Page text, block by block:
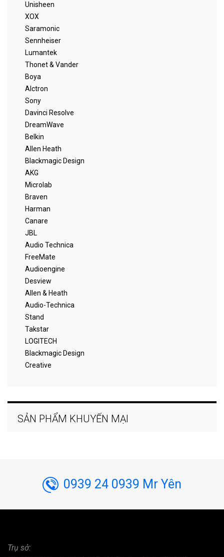
Unisheen
XOX
Saramonic
Sennheiser
Lumantek
Thonet & Vander
Boya
Alctron
Sony
Davinci Resolve
DreamWave
Belkin
Allen Heath
Blackmagic Design
AKG
Microlab
Braven
Harman
Canare
JBL
Audio Technica
FreeMate
Audioengine
Desview
Allen & Heath
Audio-Technica
Stand
Takstar
LOGITECH
Blackmagic Design
Creative
SẢN PHẨM KHUYẾN MẠI
0939 24 0939 Mr Yên
Trụ sở: